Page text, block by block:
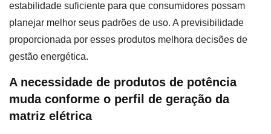
estabilidade suficiente para que consumidores possam
planejar melhor seus padrões de uso. A previsibilidade
proporcionada por esses produtos melhora decisões de
gestão energética.
A necessidade de produtos de potência
muda conforme o perfil de geração da
matriz elétrica